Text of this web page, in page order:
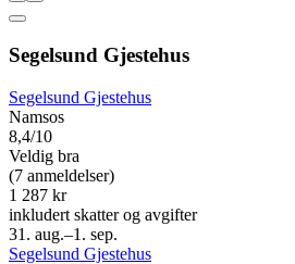
Segelsund Gjestehus
Segelsund Gjestehus
Namsos
8,4/10
Veldig bra
(7 anmeldelser)
1 287 kr
inkludert skatter og avgifter
31. aug.–1. sep.
Segelsund Gjestehus